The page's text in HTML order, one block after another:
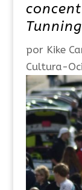
por Kike
Cultura-